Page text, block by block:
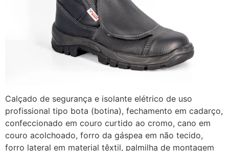
Calçado de segurança e isolante elétrico de uso
profissional tipo bota (botina), fechamento em cadarço,
confeccionado em couro curtido ao cromo, cano em
couro acolchoado, forro da gáspea em não tecido,
forro lateral em material têxtil, palmilha de montagem